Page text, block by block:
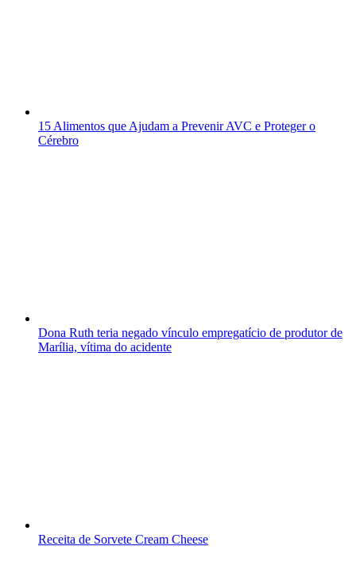
15 Alimentos que Ajudam a Prevenir AVC e Proteger o
Cérebro
Dona Ruth teria negado vínculo empregatício de produtor de
Marília, vítima do acidente
Receita de Sorvete Cream Cheese